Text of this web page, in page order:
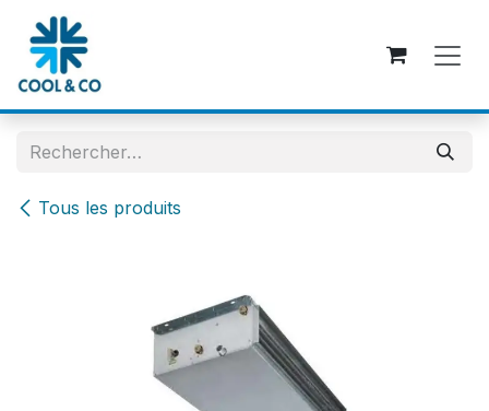
Se rendre au contenu
Tous les produits